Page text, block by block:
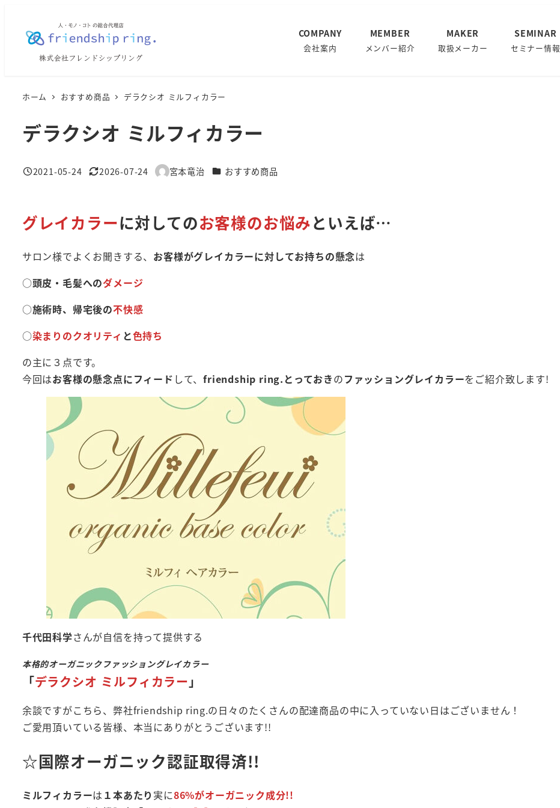
COMPANY
会社案内
MEMBER
メンバー紹介
MAKER
取扱メーカー
SEMINAR
セミナー情報
ホーム おすすめ商品 デラクシオ ミルフィカラー
デラクシオ ミルフィカラー
投稿日
2021-05-24
更新日
2026-07-24
著
宮本竜治 カテゴリー
おすすめ商品
グレイカラーに対してのお客様のお悩みといえば…
サロン様でよくお聞きする、 お客様がグレイカラーに対してお持ちの懸念は
○頭皮・毛髪へのダメージ
○施術時、帰宅後の不快感
○染まりのクオリティ と色持ち
の主に３点です。
今回はお客様の懸念点にフィード して、friendship ring.とっておきのファッショングレイカラーをご紹介致します!
千代田科学さんが自信を持って提供する
本格的オーガニックファッショングレイカラー
「デラクシオ ミルフィカラー」
余談ですがこちら、弊社friendship ring.の日々のたくさんの配達商品の中に入っていない日はございません！
ご愛用頂いている皆様、本当にありがとうございます!!
☆国際オーガニック認証取得済!!
ミルフィカラーは １本あたり 実に86%がオーガニック成分!!